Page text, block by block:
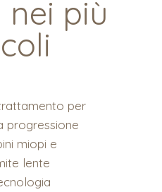
più
per
progressione
miopi e
lente